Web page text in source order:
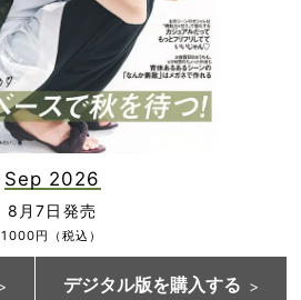
Sep 2026
8月7日発売
1000円（税込）
デジタル版を購入する